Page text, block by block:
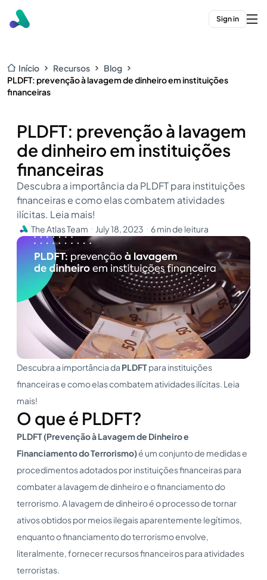
Sign in
Início Recursos
Blog
PLDFT: prevenção à lavagem de dinheiro em instituições
financeiras
PLDFT: prevenção à lavagem
de dinheiro em instituições
financeiras
Descubra a importância da PLDFT para instituições
financeiras e como elas combatem atividades
ilícitas. Leia mais!
The Atlas Team ・ July 18, 2023 ・ 6 min de leitura
Descubra a importância da PLDFTpara instituições
financeiras e como elas combatem atividades ilícitas. Leia
mais!
O que é PLDFT?
PLDFT (Prevenção à Lavagem de Dinheiro e
Financiamento do Terrorismo)é um conjunto de medidas e
procedimentos adotados por instituições financeiras para
combater a lavagem de dinheiro e o financiamento do
terrorismo. A lavagem de dinheiro é o processo de tornar
ativos obtidos por meios ilegais aparentemente legítimos,
enquanto o financiamento do terrorismo envolve,
literalmente, fornecer recursos financeiros para atividades
terroristas.